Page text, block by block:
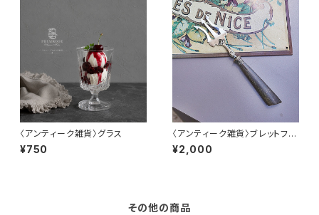
〈アンティーク雑貨〉グラス
¥750
〈アンティーク雑貨〉ブレットフォ
ーク
¥2,000
その他の商品